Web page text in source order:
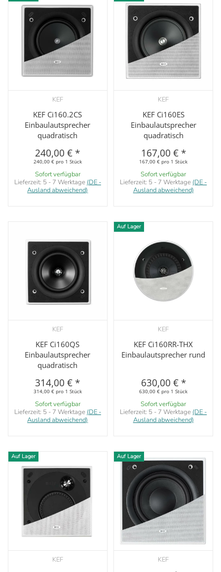
KEF
KEF Ci160.2CS
Einbaulautsprecher
quadratisch
240,00 € *
240,00 € pro 1 Stück
Sofort verfügbar
Lieferzeit: 5 - 7 Werktage (DE -
Ausland abweichend)
KEF
KEF Ci160ES
Einbaulautsprecher
quadratisch
167,00 € *
167,00 € pro 1 Stück
Sofort verfügbar
Lieferzeit: 5 - 7 Werktage (DE -
Ausland abweichend)
KEF
KEF Ci160QS
Einbaulautsprecher
quadratisch
314,00 € *
314,00 € pro 1 Stück
Sofort verfügbar
Lieferzeit: 5 - 7 Werktage (DE -
Ausland abweichend)
Auf Lager
KEF
KEF Ci160RR-THX
Einbaulautsprecher rund
630,00 € *
630,00 € pro 1 Stück
Sofort verfügbar
Lieferzeit: 5 - 7 Werktage (DE -
Ausland abweichend)
Auf Lager
KEF
Auf Lager
KEF